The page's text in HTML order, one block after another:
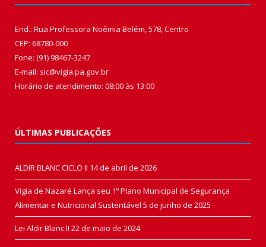
End.: Rua Professora Noêmia Belém, 578, Centro
CEP: 68780-000
Fone: (91) 98467-3247
E-mail: sic@vigia.pa.gov.br
Horário de atendimento: 08:00 às 13:00
ÚLTIMAS PUBLICAÇÕES
ALDIR BLANC CICLO II 14 de abril de 2026
Vigia de Nazaré Lança seu 1º Plano Municipal de Segurança
Alimentar e Nutricional Sustentável 5 de junho de 2025
Lei Aldir Blanc II 22 de maio de 2024